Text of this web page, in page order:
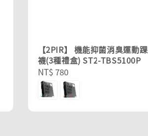
【2PIR】 機能抑菌消臭運動踝
襪(3種禮盒) ST2-TBS5100P
Regular
price
NT$ 780